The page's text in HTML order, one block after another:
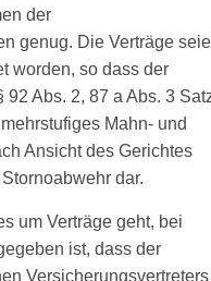
der
genug. Die Verträge
worden, so dass der
Abs. 2, 87 a Abs. 3
Mahn- und
Ansicht des Gerichtes
dar.
um Verträge geht, bei
ist, dass der
Versicherungsvertreters